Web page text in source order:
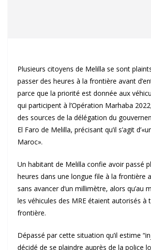
Plusieurs citoyens de Melilla se sont
passer des heures à la frontière avant
parce que la priorité est donnée aux
qui participent à l’Opération Marhaba
des sources de la délégation du
El Faro de Melilla, précisant qu’il s’agit
Maroc».
Un habitant de Melilla confie avoir passé
heures dans une longue file à la frontière
sans avancer d’un millimètre, alors qu’au
les véhicules des MRE étaient autorisés à
frontière.
Dépassé par cette situation qu’il estime
décidé de se plaindre auprès de la police